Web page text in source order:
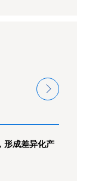
形成差异化产